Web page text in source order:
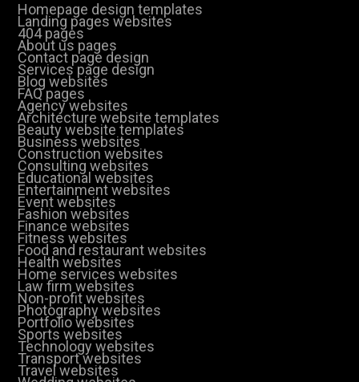
Homepage design templates
Landing pages websites
404 pages
About us pages
Contact page design
Services page design
Blog websites
FAQ pages
Agency websites
Architecture website templates
Beauty website templates
Business websites
Construction websites
Consulting websites
Educational websites
Entertainment websites
Event websites
Fashion websites
Finance websites
Fitness websites
Food and restaurant websites
Health websites
Home services websites
Law firm websites
Non-profit websites
Photography websites
Portfolio websites
Sports websites
Technology websites
Transport websites
Travel websites